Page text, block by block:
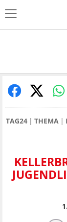
TAG24 THEMA